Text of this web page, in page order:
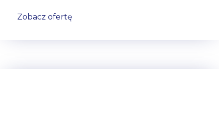
Zobacz ofertę